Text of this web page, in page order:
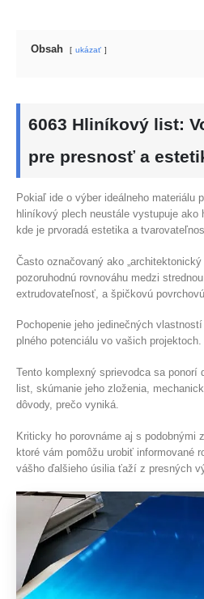
Obsah ukázať
6063 Hliníkový list:
pre presnosť a
Pokiaľ ide o výber ideálneho materiálu
hliníkový plech neustále vystupuje ako
kde je prvoradá estetika a
Často označovaný ako
pozoruhodnú rovnováhu medzi
extrudovateľnosť, a špičkovú povrchovú
Pochopenie jeho jedinečných
plného potenciálu vo vašich projektoch.
Tento komplexný sprievodca sa ponorí
list, skúmanie jeho zloženia,
dôvody, prečo vyniká.
Kriticky ho porovnáme aj s podobnými
ktoré vám pomôžu urobiť informované
vášho ďalšieho úsilia ťaží z presných